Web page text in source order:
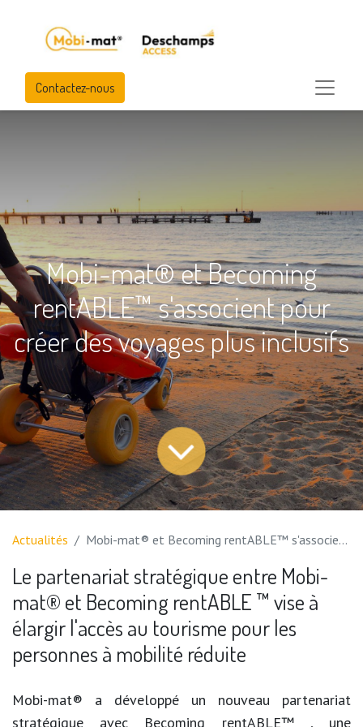
Contactez-nous
Mobi-mat® et Becoming
rentABLE™ s'associent pour
créer des voyages plus inclusifs
Actualités Mobi-mat® et Becoming rentABLE™ s'associent pour créer des voyages plus inclusifs
Le partenariat stratégique entre Mobi-
mat® et Becoming rentABLE ™ vise à
élargir l'accès au tourisme pour les
personnes à mobilité réduite
Mobi-mat® a développé un nouveau partenariat
stratégique avec Becoming rentABLE™ , une